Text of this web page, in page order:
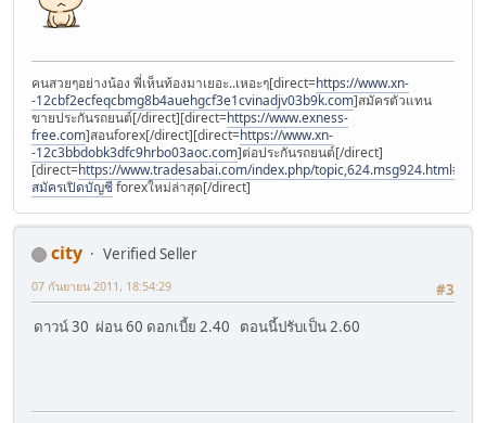
คนสวยๆอย่างน้อง พี่เห็นท้องมาเยอะ..เหอะๆ[direct=https://www.xn-
-12cbf2ecfeqcbmg8b4auehgcf3e1cvinadjv03b9k.com]สมัครตัวแทน
ขายประกันรถยนต์[/direct][direct=https://www.exness-
free.com]สอนforex[/direct][direct=https://www.xn-
-12c3bbdobk3dfc9hrbo03aoc.com]ต่อประกันรถยนต์[/direct]
[direct=https://www.tradesabai.com/index.php/
สมัครเปิดบัญชีforexใหม่ล่าสุด[/direct]
city
Verified Seller
#3
07 กันยายน 2011, 18:54:29
ดาวน์ 30 ผ่อน 60 ดอกเบี้ย 2.40 ตอนนี้ปรับเป็น 2.60